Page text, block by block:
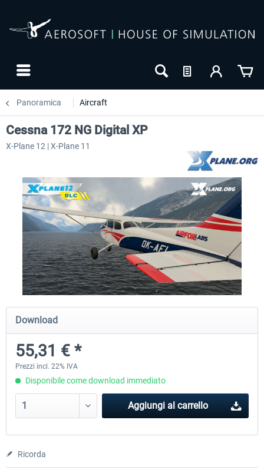
Panoramica Aircraft
Diamond DA-62
38,91 € *
Cessna 208 Grand Caravan
Cessna 172 NG Digital XP
X-Plane 12 | X-Plane 11
Download
55,31 € *
Prezzi incl. 22% IVA
Disponibile come download immediato
Aggiungi al carrello
Ricorda